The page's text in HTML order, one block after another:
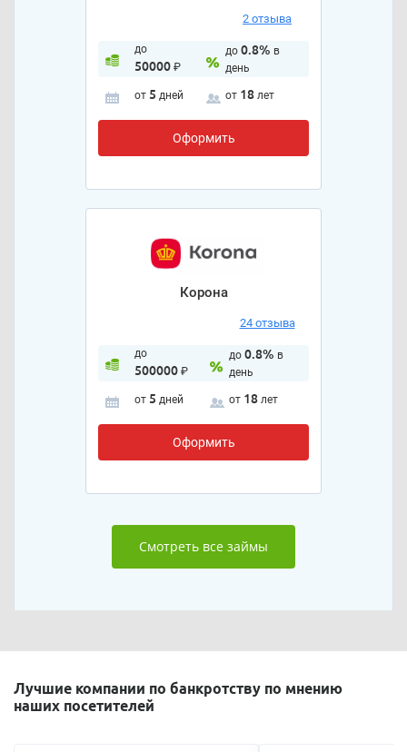
2 отзыва
до
50000₽
до 0.8% в
день
от 5 дней от 18 лет
Оформить
Корона
24 отзыва
до
500000₽
до 0.8% в
день
от 5 дней от 18 лет
Оформить
Смотреть все займы
Лучшие компании по банкротству по мнению
наших посетителей